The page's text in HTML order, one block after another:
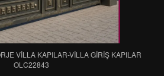
VİLLA KAPILAR-VİLLA GİRİŞ KAPILAR
OLC22843